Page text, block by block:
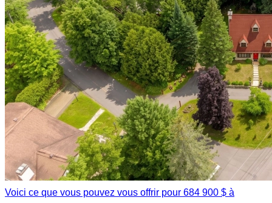
Voici ce que vous pouvez vous offrir pour 684 900 $ à